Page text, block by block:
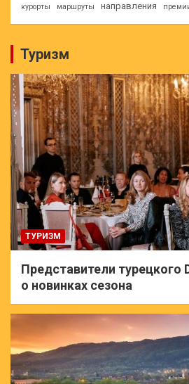
курорты маршруты направления
Туризм
ТУРИЗМ
Представители турецкого
о новинках сезона